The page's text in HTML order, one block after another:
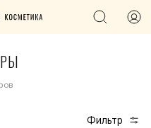
Фильтр